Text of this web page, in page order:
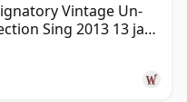
Vintage Un-
Sing 2013 13 jaar